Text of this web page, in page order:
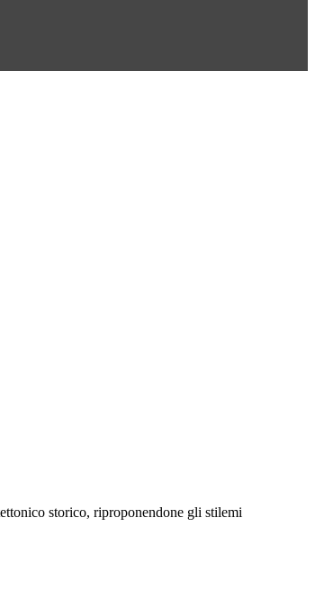
storico, riproponendone gli stilemi